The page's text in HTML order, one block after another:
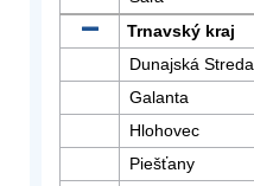
Trnavský kraj
Dunajská Streda
Galanta
Hlohovec
Piešťany